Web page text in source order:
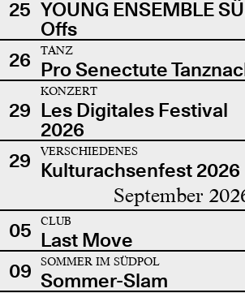
25 YOUNG ENSEMBLE
Offs
26
TANZ
Pro Senectute
29
KONZERT
Les Digitales Festival
2026
29 VERSCHIEDENES
Kulturachsenfest 2026
September
05 CLUB
Last Move
09
SOMMER IM SÜDPOL
Sommer-Slam